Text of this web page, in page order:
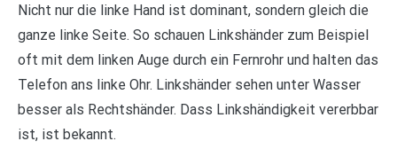
Nicht nur die linke Hand ist dominant, sondern gleich die
ganze linke Seite. So schauen Linkshänder zum Beispiel
oft mit dem linken Auge durch ein Fernrohr und halten das
Telefon ans linke Ohr. Linkshänder sehen unter Wasser
besser als Rechtshänder. Dass Linkshändigkeit vererbbar
ist, ist bekannt.